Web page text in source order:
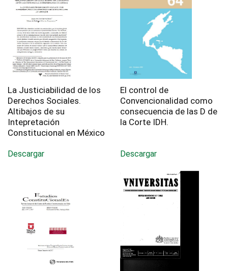
La Justiciabilidad de los
Derechos Sociales.
Altibajos de su
Intepretación
Constitucional en México
Descargar
El control de
Convencionalidad como
consecuencia de las D de
la Corte IDH.
Descargar